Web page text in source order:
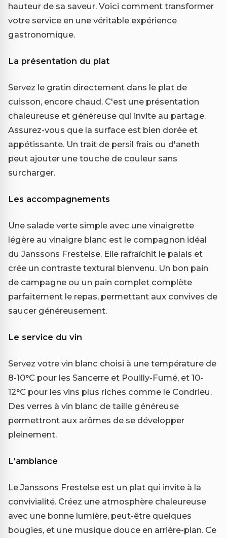
hauteur de sa saveur. Voici comment transformer
votre service en une véritable expérience
gastronomique.
La présentation du plat
Servez le gratin directement dans le plat de
cuisson, encore chaud. C'est une présentation
chaleureuse et généreuse qui invite au partage.
Assurez-vous que la surface est bien dorée et
appétissante. Un trait de persil frais ou d'aneth
peut ajouter une touche de couleur sans
surcharger.
Les accompagnements
Une salade verte simple avec une vinaigrette
légère au vinaigre blanc est le compagnon idéal
du Janssons Frestelse. Elle rafraîchit le palais et
crée un contraste textural bienvenu. Un bon pain
de campagne ou un pain complet complète
parfaitement le repas, permettant aux convives de
saucer généreusement.
Le service du vin
Servez votre vin blanc choisi à une température de
8-10°C pour les Sancerre et Pouilly-Fumé, et 10-
12°C pour les vins plus riches comme le Condrieu.
Des verres à vin blanc de taille généreuse
permettront aux arômes de se développer
pleinement.
L'ambiance
Le Janssons Frestelse est un plat qui invite à la
convivialité. Créez une atmosphère chaleureuse
avec une bonne lumière, peut-être quelques
bougies, et une musique douce en arrière-plan. Ce